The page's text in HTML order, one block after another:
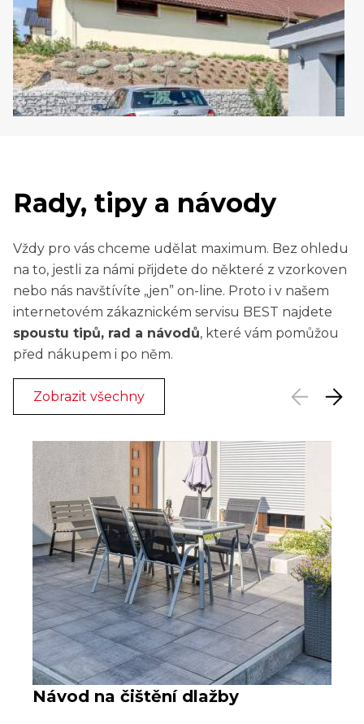
Rady, tipy a návody
Vždy pro vás chceme udělat maximum. Bez ohledu
na to, jestli za námi přijdete do některé z vzorkoven
nebo nás navštívíte „jen” on-line. Proto i v našem
internetovém zákaznickém servisu BEST najdete
spoustu tipů, rad a návodů, které vám pomůžou
před nákupem i po něm.
Zobrazit všechny
Návod na čištění dlažby